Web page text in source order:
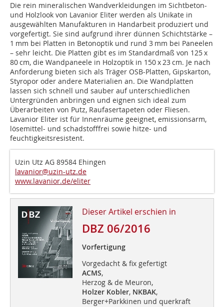
Die rein mineralischen Wandverkleidungen im Sichtbeton-
und Holzlook von Lavanior Eliter werden als Unikate in
ausgewählten Manufakturen in Handarbeit produziert und
vorgefertigt. Sie sind aufgrund ihrer dünnen Schichtstärke –
1 mm bei Platten in Betonoptik und rund 3 mm bei Paneelen
– sehr leicht. Die Platten gibt es im Standardmaß von 125 x
80 cm, die Wandpaneele in Holzoptik in 150 x 23 cm. Je nach
Anforderung bieten sich als Träger OSB-Platten, Gipskarton,
Styropor oder andere Materialien an. Die Wandplatten
lassen sich schnell und sauber auf unterschiedlichen
Untergründen anbringen und eignen sich ideal zum
Überarbeiten von Putz, Raufasertapeten oder Fliesen.
Lavanior Eliter ist für Innenräume geeignet, emissionsarm,
lösemittel- und schadstofffrei sowie hitze- und
feuchtigkeitsresistent.
Uzin Utz AG 89584 Ehingen
lavanior@uzin-utz.de
www.lavanior.de/eliter
Dieser Artikel erschien in
DBZ 06/2016
Vorfertigung
Vorgedacht & fix gefertigt
ACMS,
Herzog & de Meuron,
Holzer Kobler, NKBAK,
Berger+Parkkinen und querkraft